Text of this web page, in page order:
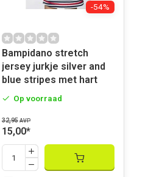
-54%
Bampidano stretch
jersey jurkje silver and
blue stripes met hart
Op voorraad
32,95 AVP
15,00*